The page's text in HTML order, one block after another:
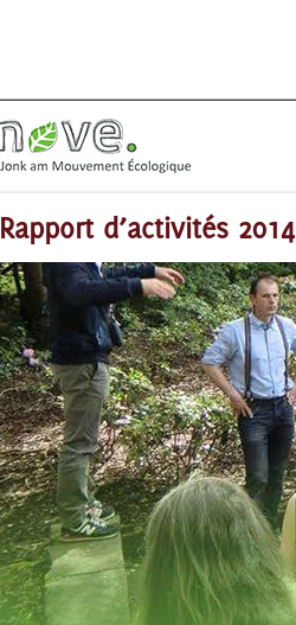
Rapport d’activités